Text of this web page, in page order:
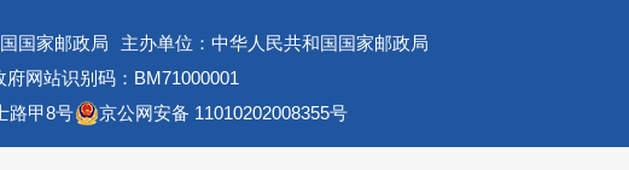
国家邮政局
主办单位：中华人民共和国国家邮政局
府网站识别码：BM71000001
路甲8号
京公网安备 11010202008355号